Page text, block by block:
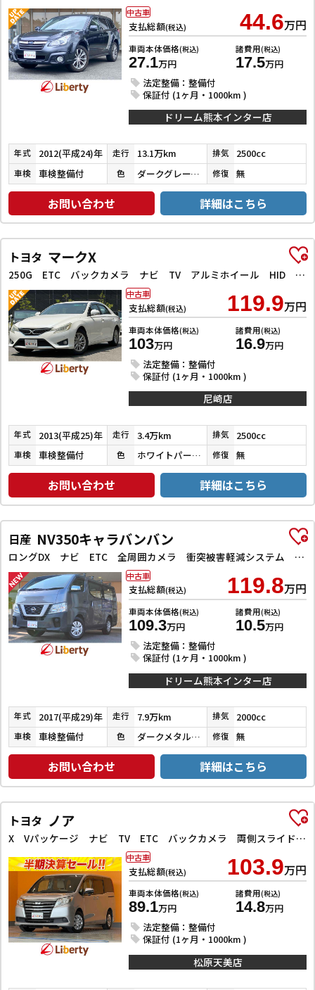
支払総額(税込) 44.6万円
車両本体価格(税込)
27.1万円
諸費用(税込)
17.5万円
法定整備：整備付
保証付 (1ヶ月・1000km )
中古車
ドリーム熊本インター店
年式 2012(平成24)年 走行 13.1万km 排気 2500cc
車検 車検整備付 色 ダークグレーメタリック 修復 無
お問い合わせ 詳細はこちら
トヨタ マークX
250G ETC バックカメラ ナビ TV アルミホイール HID AT スマートキー 電動格納ミラー 盗難防止システム パワーシート Bluetooth 衝突安全ボディ ABS ESC エアコン
支払総額(税込) 119.9万円
車両本体価格(税込)
103万円
諸費用(税込)
16.9万円
法定整備：整備付
保証付 (1ヶ月・1000km )
中古車
尼崎店
年式 2013(平成25)年 走行 3.4万km 排気 2500cc
車検 車検整備付 色 ホワイトパールクリスタルシャイン 修復 無
お問い合わせ 詳細はこちら
日産 NV350キャラバンバン
ロングDX ナビ ETC 全周囲カメラ 衝突被害軽減システム 両側スライドドア キーレスエントリー 電動格納ミラー AT ESC エアコン パワーウィンドウ
支払総額(税込) 119.8万円
車両本体価格(税込)
109.3万円
諸費用(税込)
10.5万円
法定整備：整備付
保証付 (1ヶ月・1000km )
中古車
ドリーム熊本インター店
年式 2017(平成29)年 走行 7.9万km 排気 2000cc
車検 車検整備付 色 ダークメタルグレーメタリック 修復 無
お問い合わせ 詳細はこちら
トヨタ ノア
X Vパッケージ ナビ TV ETC バックカメラ 両側スライドドア キーレスエントリー 電動格納ミラー 3列シート ウォークスルー CVT DVD再生 Bluetooth 衝突安全ボディ ABS
支払総額(税込) 103.9万円
車両本体価格(税込)
89.1万円
諸費用(税込)
14.8万円
法定整備：整備付
保証付 (1ヶ月・1000km )
中古車
松原天美店